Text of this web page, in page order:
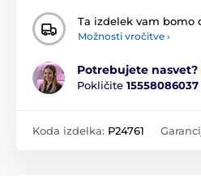
Ta izdelek vam bomo
Možnosti vročitve ›
Potrebujete nasvet?
Pokličite 15558086037
Koda izdelka: P24761